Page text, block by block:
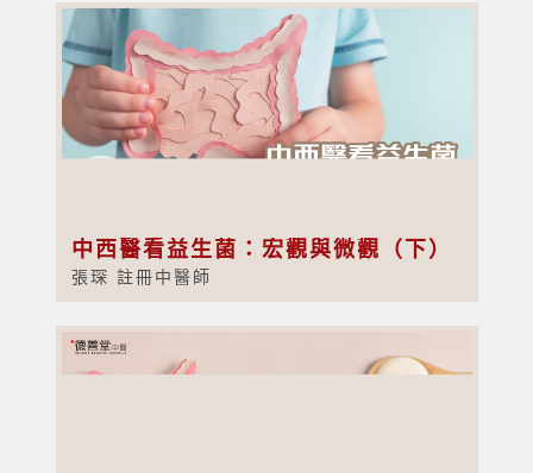
中西醫看益生菌：宏觀與微觀（下）
張琛 註冊中醫師